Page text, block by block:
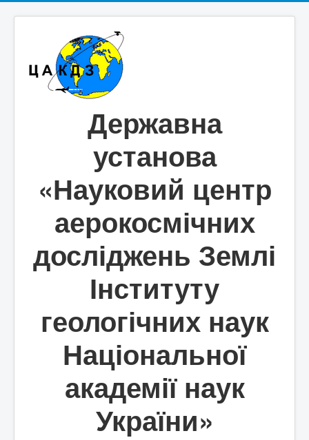
Державна
установа
«Науковий центр
аерокосмічних
досліджень Землі
Інституту
геологічних наук
Національної
академії наук
України»